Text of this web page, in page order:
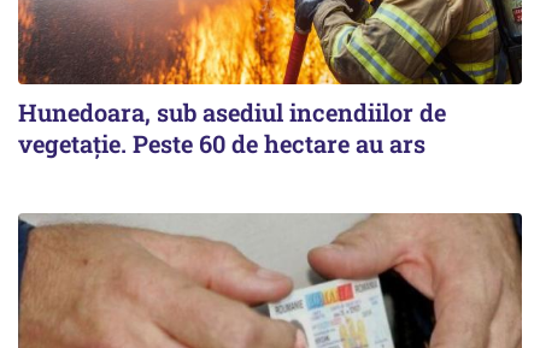
Hunedoara, sub asediul incendiilor de
vegetație. Peste 60 de hectare au ars